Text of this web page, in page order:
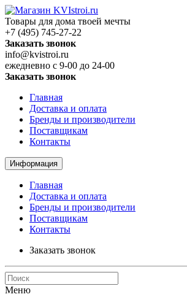
Товары для дома твоей мечты
+7 (495) 745-27-22
Заказать звонок
info@kvistroi.ru
ежедневно с 9-00 до 24-00
Заказать звонок
Главная
Доставка и оплата
Бренды и производители
Поставщикам
Контакты
Информация
Главная
Доставка и оплата
Бренды и производители
Поставщикам
Контакты
Заказать звонок
Меню